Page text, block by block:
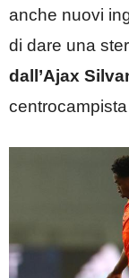
anche nuovi
di dare una
dall’Ajax